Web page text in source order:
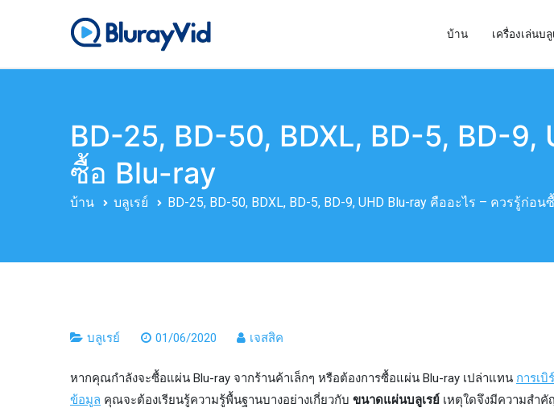
เครื่องเล่น Blu-ray, เครื่องสร้าง DVD และโปรแกรมคัดลอก DVD
บ้าน เครื่องเล่นบลู
BD-25, BD-50, BDXL, BD-5, BD-
ซื้อ Blu-ray
บ้าน บลูเรย์ BD-25, BD-50, BDXL, BD-5, BD-9, UHD Blu-ray คืออะไร – ควรรู้ก่อน
บลูเรย์ 01/06/2020 เจสสิค
หากคุณกำลังจะซื้อแผ่น Blu-ray จากร้านค้าเล็กๆ หรือต้องการซื้อแผ่น Blu-ray เปล่าแทน การเบิ
ข้อมูล คุณจะต้องเรียนรู้ความรู้พื้นฐานบางอย่างเกี่ยวกับ ขนาดแผ่นบลูเรย์ เหตุใดจึงมีความสำคั